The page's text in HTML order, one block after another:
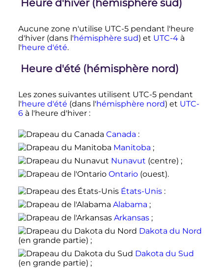
Heure d'hiver (hémisphère sud)
Aucune zone n'utilise UTC-5 pendant l'heure
d'hiver (dans l'hémisphère sud) et UTC-4à
l'heure d'été.
Heure d'été (hémisphère nord)
Les zones suivantes utilisent UTC-5 pendant
l'heure d'été (dans l'hémisphère nord) et UTC-
6à l'heure d'hiver :
Canada :
Manitoba ;
Nunavut (centre) ;
Ontario(ouest).
États-Unis:
Alabama ;
Arkansas;
Dakota du Nord
(en grande partie) ;
Dakota du Sud
(en grande partie) ;